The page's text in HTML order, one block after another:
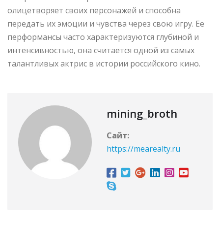
олицетворяет своих персонажей и способна
передать их эмоции и чувства через свою игру. Ее
перформансы часто характеризуются глубиной и
интенсивностью, она считается одной из самых
талантливых актрис в истории российского кино.
mining_broth
Сайт:
https://mearealty.ru